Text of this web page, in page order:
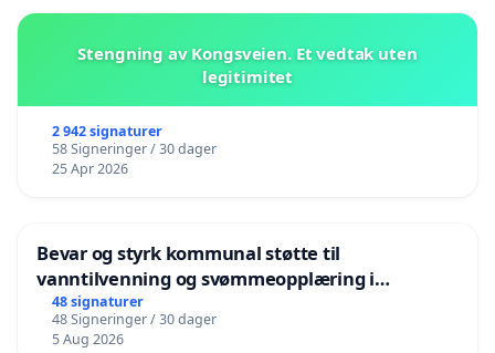
Stengning av Kongsveien. Et vedtak uten
legitimitet
2 942 signaturer
58 Signeringer / 30 dager
25 Apr 2026
Bevar og styrk kommunal støtte til
vanntilvenning og svømmeopplæring i
barnehagene i Haugesund
48 signaturer
48 Signeringer / 30 dager
5 Aug 2026